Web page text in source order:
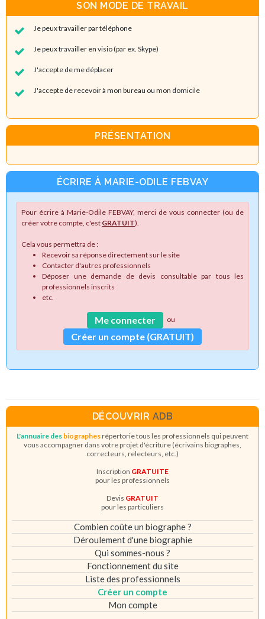
SON MODE DE TRAVAIL
Je peux travailler par téléphone
Je peux travailler en visio (par ex. Skype)
J'accepte de me déplacer
J'accepte de recevoir à mon bureau ou mon domicile
PRÉSENTATION
ÉCRIRE À MARIE-ODILE FEBVAY
Pour écrire à Marie-Odile FEBVAY, merci de vous connecter (ou de
créer votre compte, c'est GRATUIT).
Cela vous permettra de :
Recevoir sa réponse directement sur le site
Contacter d'autres professionnels
Déposer une demande de devis consultable par tous les
professionnels inscrits
etc.
Me connecter ou
Créer un compte (GRATUIT)
DÉCOUVRIR ADB
L'annuaire des biographesrépertorie tous les professionnels qui peuvent
vous accompagner dans votre projet d'écriture (écrivains biographes,
correcteurs, relecteurs, etc.)
Inscription GRATUITE
pour les professionnels
Devis GRATUIT
pour les particuliers
Combien coûte un biographe ?
Déroulement d'une biographie
Qui sommes-nous ?
Fonctionnement du site
Liste des professionnels
Créer un compte
Mon compte